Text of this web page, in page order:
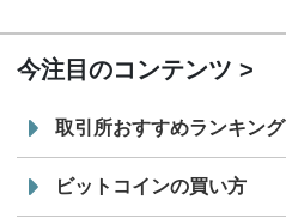
今注目のコンテンツ
取引所おすすめランキング
ビットコインの買い方